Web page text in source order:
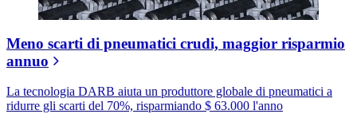
Meno scarti di pneumatici crudi, maggior risparmio
annuo
La tecnologia DARB aiuta un produttore globale di pneumatici a
ridurre gli scarti del 70%, risparmiando $ 63.000 l'anno